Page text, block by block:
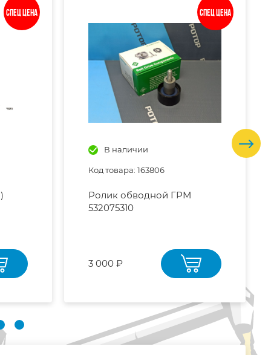
Спец цена Спец цена
В наличии
Код товара: 163806
Ролик обводной ГРМ
532075310
3 000 ₽